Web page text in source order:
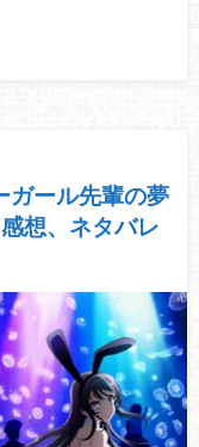
ガール先輩の夢
想、ネタバレ